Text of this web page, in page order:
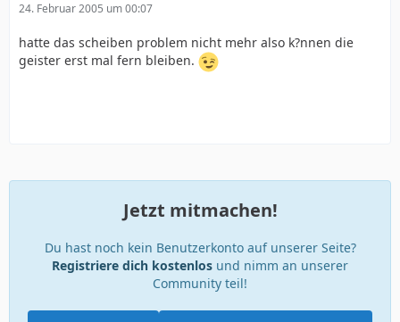
24. Februar 2005 um 00:07
hatte das scheiben problem nicht mehr also k?nnen die
geister erst mal fern bleiben.
Jetzt mitmachen!
Du hast noch kein Benutzerkonto auf unserer Seite?
Registriere dich kostenlos und nimm an unserer
Community teil!